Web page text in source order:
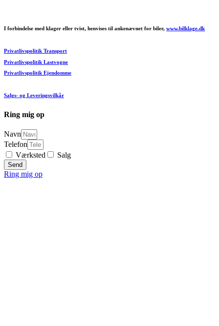
I forbindelse med klager eller tvist, henvises til ankenævnet for biler, www.bilklage.dk
Privatlivspolitik Transport
Privatlivspolitik Lastvogne
Privatlivspolitik Ejendomme
Salgs- og Leveringsvilkår
Ring mig op
Navn
Telefon
Værksted
Salg
Send
Ring mig op